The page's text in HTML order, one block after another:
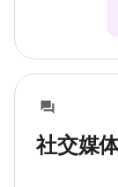
社交媒